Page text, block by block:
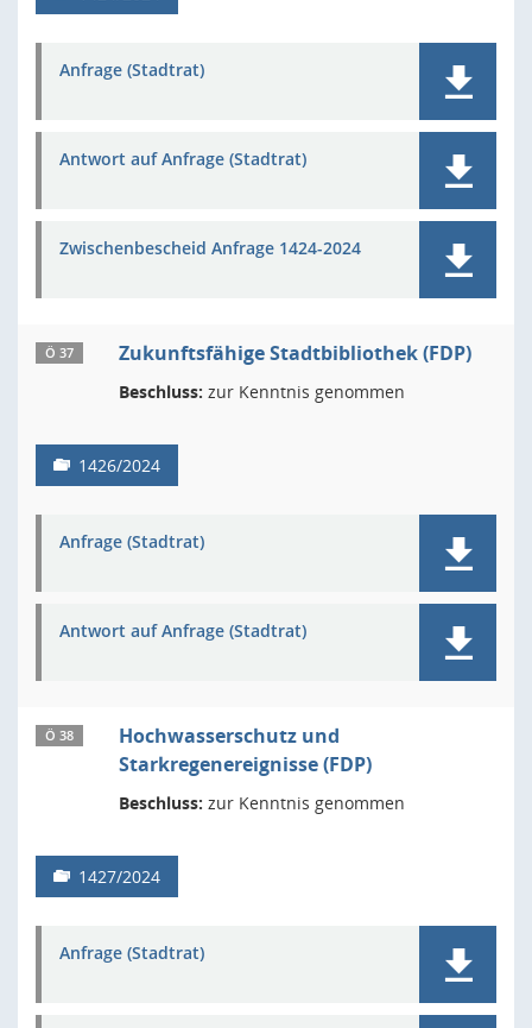
Anfrage (Stadtrat)
Antwort auf Anfrage (Stadtrat)
Zwischenbescheid Anfrage 1424-2024
Ö 37 Zukunftsfähige Stadtbibliothek (FDP)
Beschluss: zur Kenntnis genommen
1426/2024
Anfrage (Stadtrat)
Antwort auf Anfrage (Stadtrat)
Ö 38
Hochwasserschutz und
Starkregenereignisse (FDP)
Beschluss: zur Kenntnis genommen
1427/2024
Anfrage (Stadtrat)